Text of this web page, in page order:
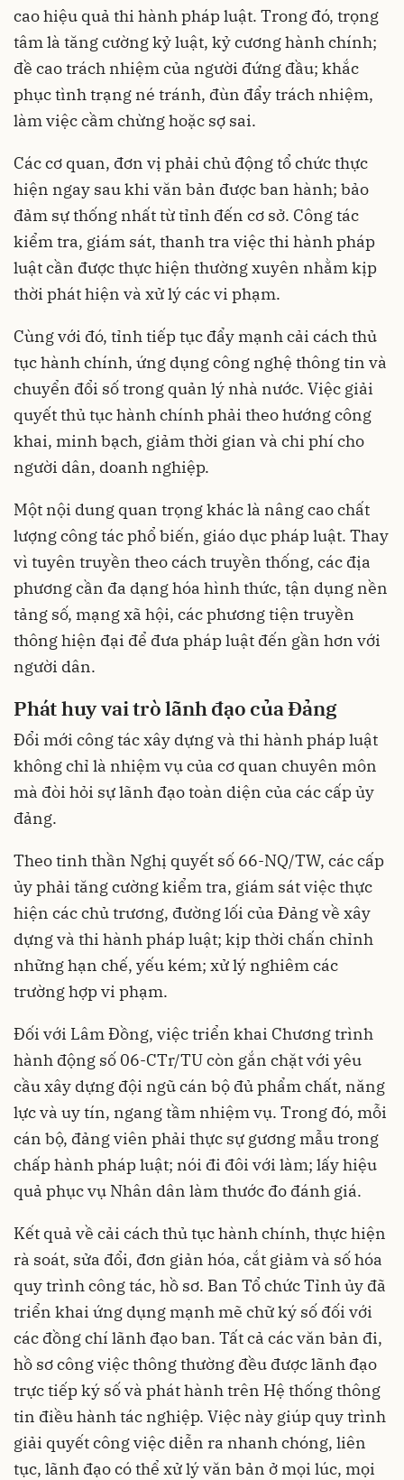
cao hiệu quả thi hành pháp luật. Trong đó, trọng
tâm là tăng cường kỷ luật, kỷ cương hành chính;
đề cao trách nhiệm của người đứng đầu; khắc
phục tình trạng né tránh, đùn đẩy trách nhiệm,
làm việc cầm chừng hoặc sợ sai.
Các cơ quan, đơn vị phải chủ động tổ chức thực
hiện ngay sau khi văn bản được ban hành; bảo
đảm sự thống nhất từ tỉnh đến cơ sở. Công tác
kiểm tra, giám sát, thanh tra việc thi hành pháp
luật cần được thực hiện thường xuyên nhằm kịp
thời phát hiện và xử lý các vi phạm.
Cùng với đó, tỉnh tiếp tục đẩy mạnh cải cách thủ
tục hành chính, ứng dụng công nghệ thông tin và
chuyển đổi số trong quản lý nhà nước. Việc giải
quyết thủ tục hành chính phải theo hướng công
khai, minh bạch, giảm thời gian và chi phí cho
người dân, doanh nghiệp.
Một nội dung quan trọng khác là nâng cao chất
lượng công tác phổ biến, giáo dục pháp luật. Thay
vì tuyên truyền theo cách truyền thống, các địa
phương cần đa dạng hóa hình thức, tận dụng nền
tảng số, mạng xã hội, các phương tiện truyền
thông hiện đại để đưa pháp luật đến gần hơn với
người dân.
Phát huy vai trò lãnh đạo của Đảng
Đổi mới công tác xây dựng và thi hành pháp luật
không chỉ là nhiệm vụ của cơ quan chuyên môn
mà đòi hỏi sự lãnh đạo toàn diện của các cấp ủy
đảng.
Theo tinh thần Nghị quyết số 66-NQ/TW, các cấp
ủy phải tăng cường kiểm tra, giám sát việc thực
hiện các chủ trương, đường lối của Đảng về xây
dựng và thi hành pháp luật; kịp thời chấn chỉnh
những hạn chế, yếu kém; xử lý nghiêm các
trường hợp vi phạm.
Đối với Lâm Đồng, việc triển khai Chương trình
hành động số 06-CTr/TU còn gắn chặt với yêu
cầu xây dựng đội ngũ cán bộ đủ phẩm chất, năng
lực và uy tín, ngang tầm nhiệm vụ. Trong đó, mỗi
cán bộ, đảng viên phải thực sự gương mẫu trong
chấp hành pháp luật; nói đi đôi với làm; lấy hiệu
quả phục vụ Nhân dân làm thước đo đánh giá.
Kết quả về cải cách thủ tục hành chính, thực hiện
rà soát, sửa đổi, đơn giản hóa, cắt giảm và số hóa
quy trình công tác, hồ sơ. Ban Tổ chức Tỉnh ủy đã
triển khai ứng dụng mạnh mẽ chữ ký số đối với
các đồng chí lãnh đạo ban. Tất cả các văn bản đi,
hồ sơ công việc thông thường đều được lãnh đạo
trực tiếp ký số và phát hành trên Hệ thống thông
tin điều hành tác nghiệp. Việc này giúp quy trình
giải quyết công việc diễn ra nhanh chóng, liên
tục, lãnh đạo có thể xử lý văn bản ở mọi lúc, mọi